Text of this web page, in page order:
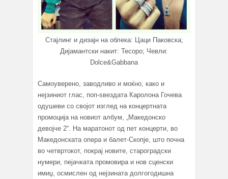
Стајлинг и дизајн на облека: Цаци Паковска;
Дијамантски накит: Тесоро; Чевли:
Dolce&Gabbana
Самоуверено, заводливо и моќно, како и
нејзиниот глас, поп-ѕвездата Каролона Гочева
одушеви со својот изглед на концертната
промоција на новиот албум, „Македонско
девојче 2“. На маратонот од пет концерти, во
Македонската опера и балет-Скопје, што почна
во четвртокот, покрај новите, староградски
нумери, пејачката промовира и нов сценски
имиџ, осмислен од нејзината долгогодишна